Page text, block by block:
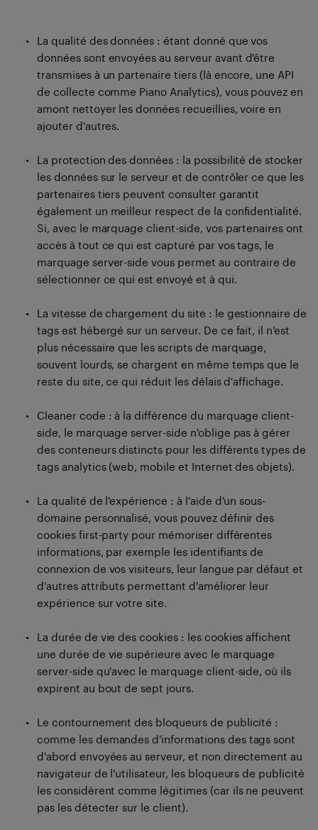
La qualité des données : étant donné que vos
données sont envoyées au serveur avant d'être
transmises à un partenaire tiers (là encore, une API
de collecte comme Piano Analytics), vous pouvez en
amont nettoyer les données recueillies, voire en
ajouter d'autres.
La protection des données : la possibilité de stocker
les données sur le serveur et de contrôler ce que les
partenaires tiers peuvent consulter garantit
également un meilleur respect de la confidentialité.
Si, avec le marquage client-side, vos partenaires ont
accès à tout ce qui est capturé par vos tags, le
marquage server-side vous permet au contraire de
sélectionner ce qui est envoyé et à qui.
La vitesse de chargement du site : le gestionnaire de
tags est hébergé sur un serveur. De ce fait, il n'est
plus nécessaire que les scripts de marquage,
souvent lourds, se chargent en même temps que le
reste du site, ce qui réduit les délais d'affichage.
Cleaner code : à la différence du marquage client-
side, le marquage server-side n'oblige pas à gérer
des conteneurs distincts pour les différents types de
tags analytics (web, mobile et Internet des objets).
La qualité de l'expérience : à l'aide d'un sous-
domaine personnalisé, vous pouvez définir des
cookies first-party pour mémoriser différentes
informations, par exemple les identifiants de
connexion de vos visiteurs, leur langue par défaut et
d'autres attributs permettant d'améliorer leur
expérience sur votre site.
La durée de vie des cookies : les cookies affichent
une durée de vie supérieure avec le marquage
server-side qu'avec le marquage client-side, où ils
expirent au bout de sept jours.
Le contournement des bloqueurs de publicité :
comme les demandes d'informations des tags sont
d'abord envoyées au serveur, et non directement au
navigateur de l'utilisateur, les bloqueurs de publicité
les considèrent comme légitimes (car ils ne peuvent
pas les détecter sur le client).